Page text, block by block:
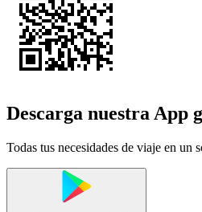
Descarga nuestra App
Todas tus necesidades de viaje en un